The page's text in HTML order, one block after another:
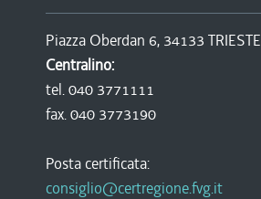
Piazza Oberdan 6, 34133 TRIESTE
Centralino:
tel. 040 3771111
fax. 040 3773190
Posta certificata:
consiglio@certregione.fvg.it